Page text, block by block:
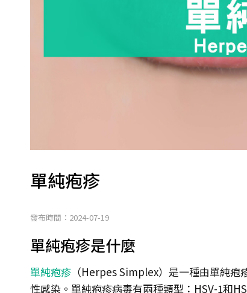
單純疱疹
發布時間：2024-07-19
單純疱疹是什麼
單純疱疹 （Herpes Simplex）是一種由單純
性感染。單純疱疹病毒有兩種類型：HSV-1和